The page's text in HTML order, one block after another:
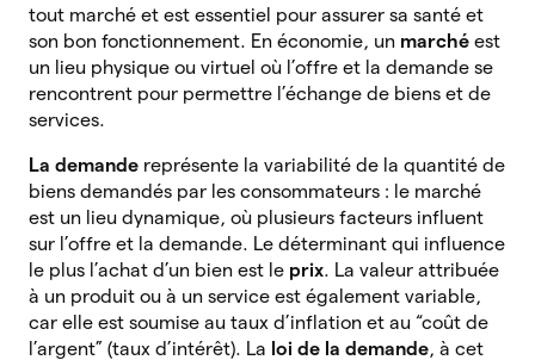
tout marché et est essentiel pour assurer sa santé et
son bon fonctionnement. En économie, un marché est
un lieu physique ou virtuel où l’offre et la demande se
rencontrent pour permettre l’échange de biens et de
services.
La demande représente la variabilité de la quantité de
biens demandés par les consommateurs : le marché
est un lieu dynamique, où plusieurs facteurs influent
sur l’offre et la demande. Le déterminant qui influence
le plus l’achat d’un bien est le prix. La valeur attribuée
à un produit ou à un service est également variable,
car elle est soumise au taux d’inflation et au “coût de
l’argent” (taux d’intérêt). La loi de la demande, à cet